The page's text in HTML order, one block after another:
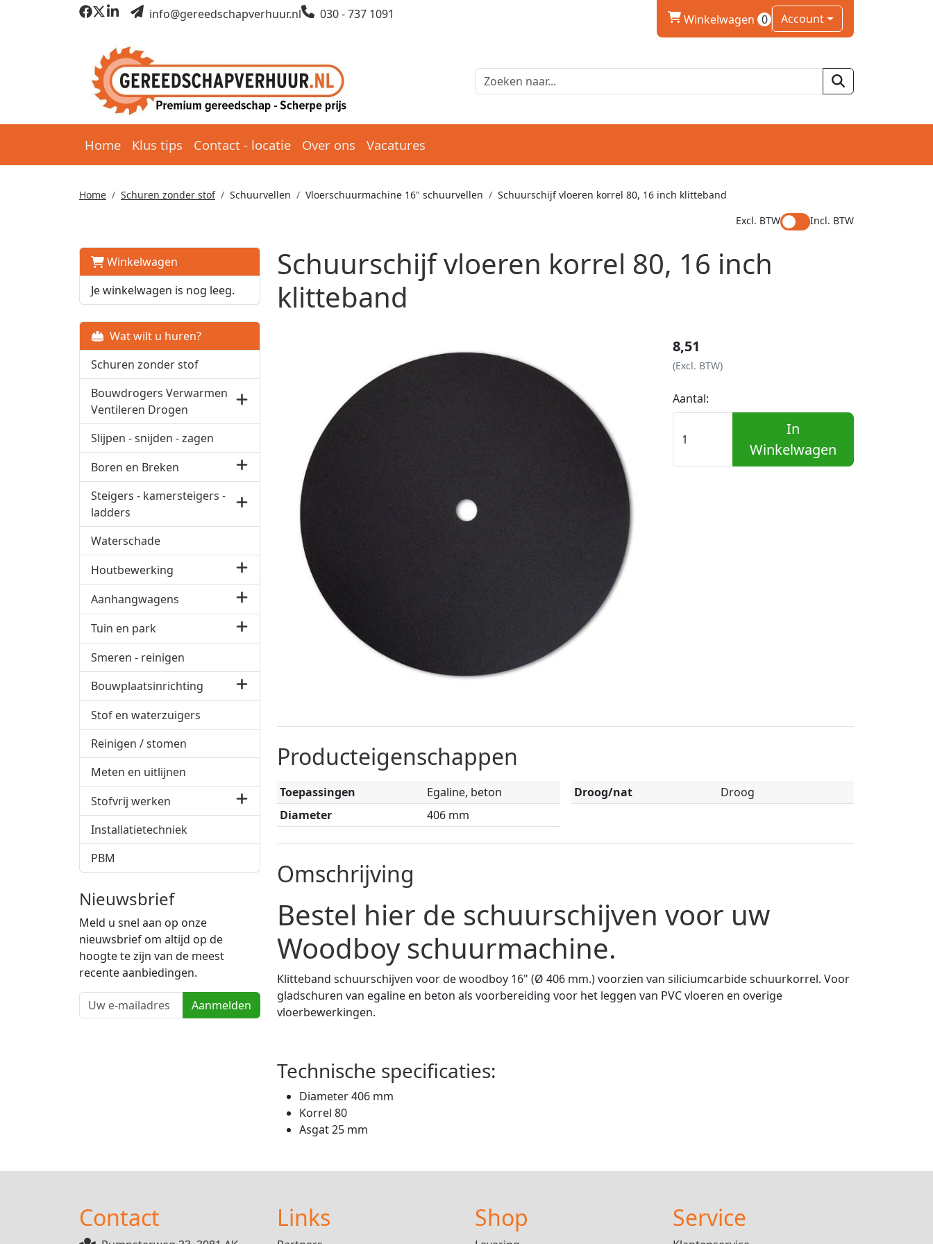
info@gereedschapverhuur.nl 030 - 737 1091 winkelwagen
Winkelwagen 0 Account
Home Klus tips Contact - locatie Over ons Vacatures
Home Schuren zonder stof Schuurvellen Vloerschuurmachine 16" schuurvellen
Schuurschijf vloeren korrel 80, 16 inch klitteband
Excl. BTW
Incl. BTW
Winkelwagen
Je winkelwagen is nog leeg.
Wat wilt u huren?
Schuren zonder stof
Bouwdrogers Verwarmen
Ventileren Drogen
Slijpen - snijden - zagen
Boren en Breken
Steigers - kamersteigers -
ladders
Waterschade
Houtbewerking
Aanhangwagens
Tuin en park
Smeren - reinigen
Bouwplaatsinrichting
Stof en waterzuigers
Reinigen / stomen
Meten en uitlijnen
Stofvrij werken
Installatietechniek
PBM
Nieuwsbrief
Meld u snel aan op onze
nieuwsbrief om altijd op de
hoogte te zijn van de meest
recente aanbiedingen.
Aanmelden
Schuurschijf vloeren korrel 80, 16 inch
klitteband
8,51
(Excl. BTW)
Aantal:
In
Winkelwagen
Producteigenschappen
Toepassingen
Egaline, beton
Diameter
406 mm
Droog/nat Droog
Omschrijving
Bestel hier de schuurschijven voor uw
Woodboy schuurmachine.
Klitteband schuurschijven voor de woodboy 16" (Ø 406 mm.) voorzien van siliciumcarbide schuurkorrel. Voor
gladschuren van egaline en beton als voorbereiding voor het leggen van PVC vloeren en overige
vloerbewerkingen.
Technische specificaties:
Diameter 406 mm
Korrel 80
Asgat 25 mm
Contact Links Shop Service